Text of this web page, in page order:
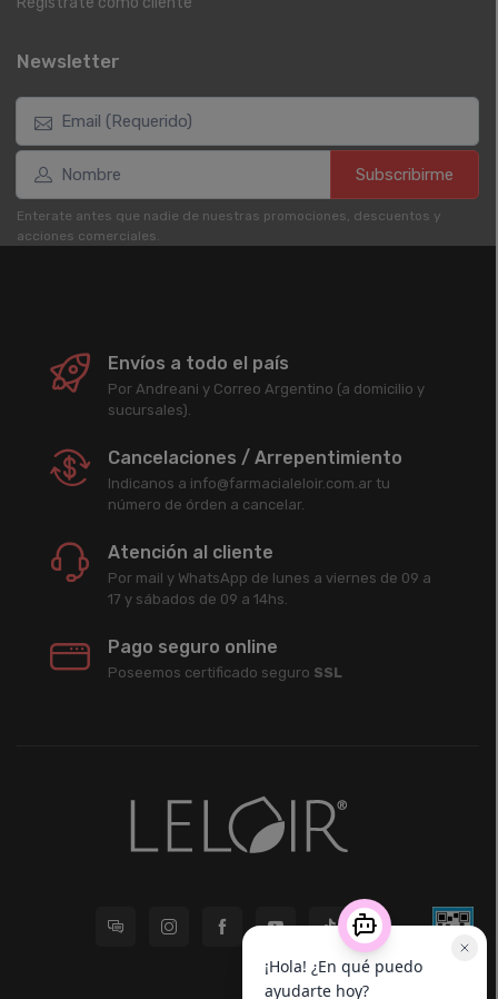
Newsletter
Subscribirme
Enterate antes que nadie de nuestras promociones, descuentos y
acciones comerciales.
Envíos a todo el país
Por Andreani y Correo Argentino (a domicilio y
sucursales).
Cancelaciones / Arrepentimiento
Indicanos a info@farmacialeloir.com.ar tu
número de órden a cancelar.
Atención al cliente
Por mail y WhatsApp de lunes a viernes de 09 a
17 y sábados de 09 a 14hs.
Pago seguro online
Poseemos certificado seguro SSL